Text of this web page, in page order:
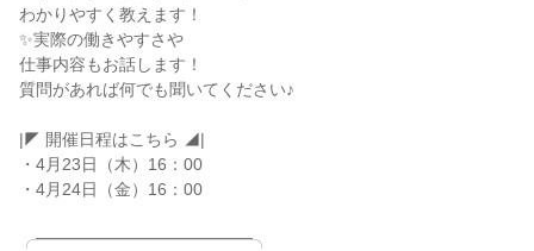
わかりやすく教えます！
✨実際の働きやすさや
仕事内容もお話します！
質問があれば何でも聞いてください♪
|◤ 開催日程はこちら ◢|
・4月23日（木）16：00
・4月24日（金）16：00
╭━━━━━━━━━━━━━╮